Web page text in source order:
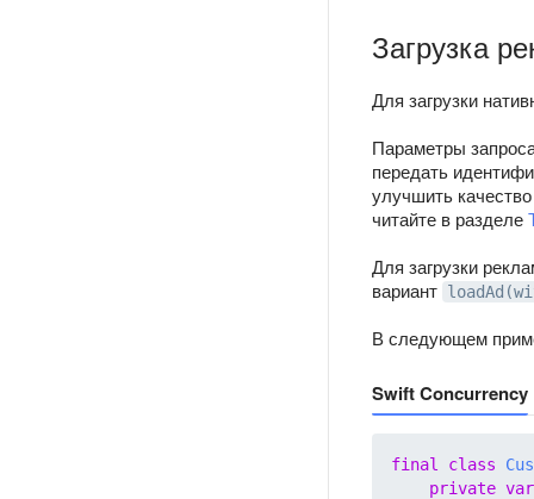
Загрузка
Для загрузки
Параметры
передать
улучшить
читайте в разделе
Для загрузки
вариант
В следующем
Swift Concurrency
final class
private var